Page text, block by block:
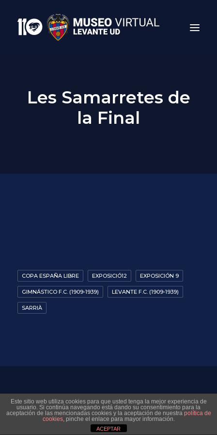
Search
Les Samarretes de
la Final
COPA ESPAÑA LIBRE EXPOSICIÓ12 EXPOSICIÓN 9
GIMNÁSTICO F.C. (1909-1939) LEVANTE F.C. (1909-1939)
SARRIÀ
© 2026 Museo Virtual Levante UD. All rights reserved
Este sitio web utiliza cookies para que usted tenga la mejor experiencia de
usuario. Si continúa navegando está dando su consentimiento para la
aceptación de las mencionadas cookies y la aceptación de nuestra política de
cookies, pinche el enlace para mayor información.
ACEPTAR